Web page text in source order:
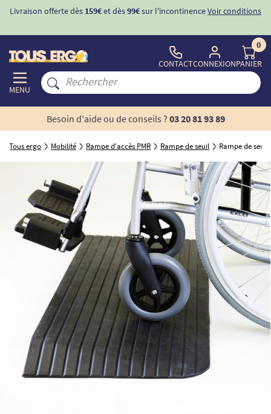
Livraison offerte dès 159€et dès99€sur l'incontinenceVoir conditions
MENU
CONTACTCONNEXION
0
PANIER
Besoin d'aide ou de conseils ? 03 20 81 93 89
Tous ergo Mobilité Rampe d'accès PMR Rampe de seuil Rampe de